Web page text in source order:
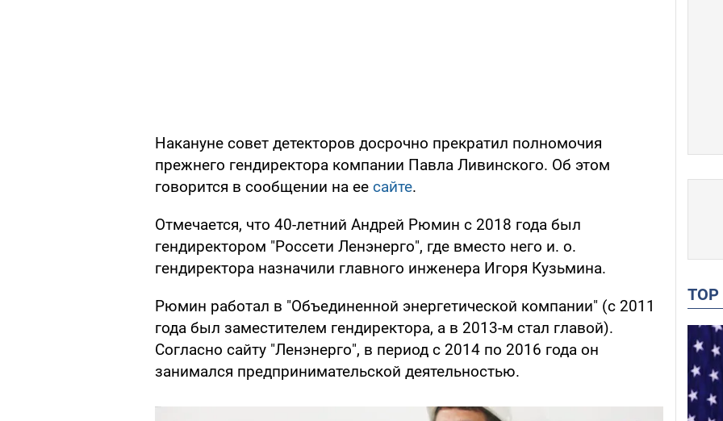
Накануне совет детекторов досрочно прекратил полномочия
прежнего гендиректора компании Павла Ливинского. Об этом
говорится в сообщении на ее сайте.
Отмечается, что 40-летний Андрей Рюмин с 2018 года был
гендиректором "Россети Ленэнерго", где вместо него и. о.
гендиректора назначили главного инженера Игоря Кузьмина.
Рюмин работал в "Объединенной энергетической компании" (с 2011
года был заместителем гендиректора, а в 2013-м стал главой).
Согласно сайту "Ленэнерго", в период с 2014 по 2016 года он
занимался предпринимательской деятельностью.